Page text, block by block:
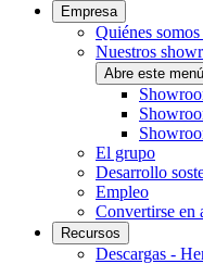
Empresa
Quiénes somos
Nuestros
Abre este
El grupo
Desarrollo
Empleo
Convertirse en
Recursos
Descargas -